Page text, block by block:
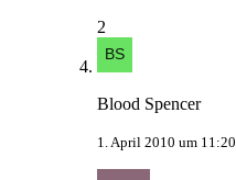
2
Blood Spencer
1. April 2010 um 11:20